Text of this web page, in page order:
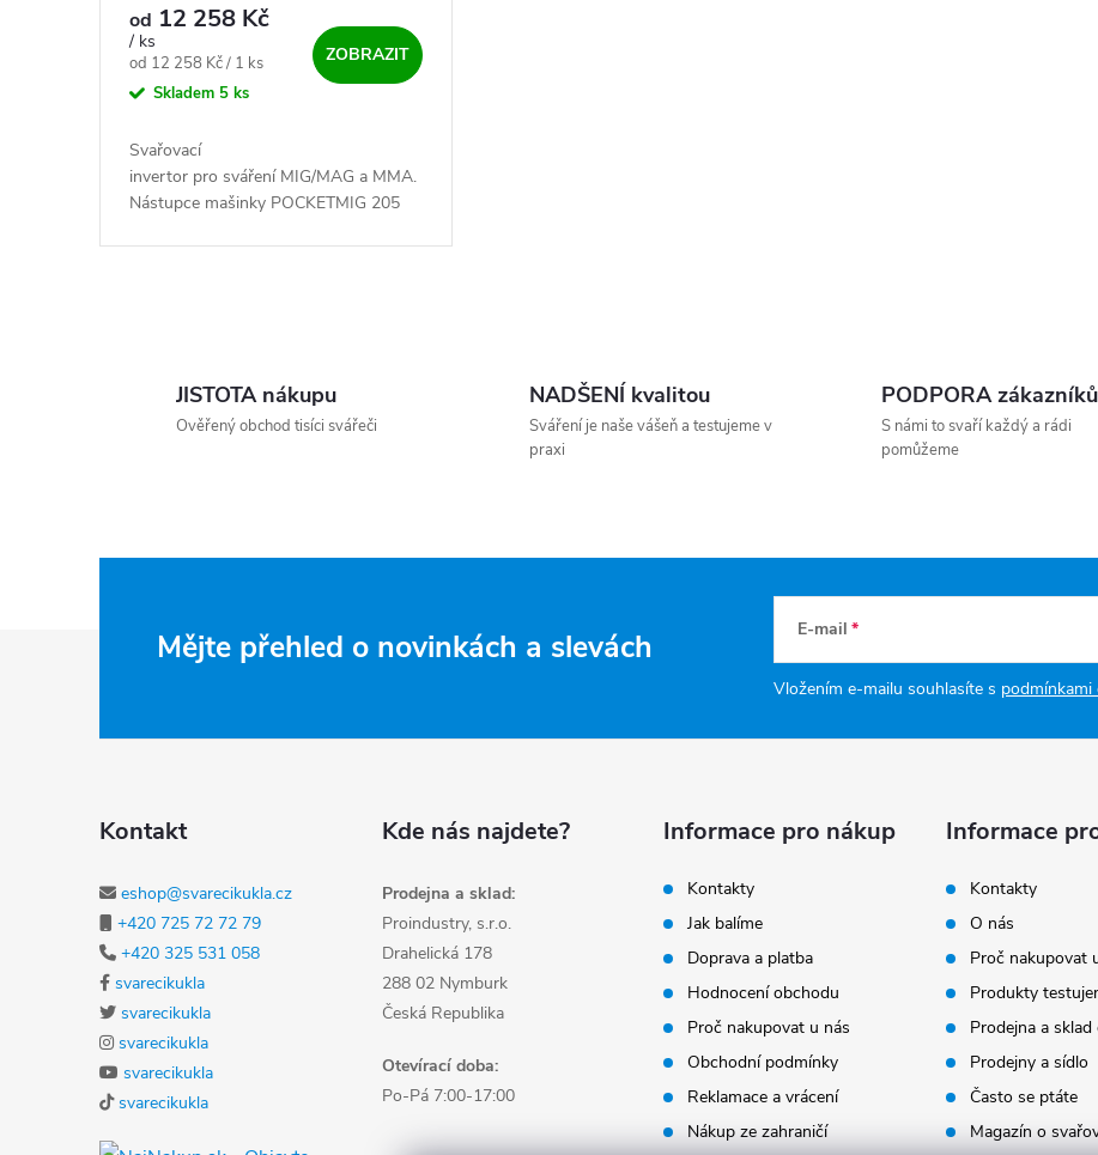
od 12 258 Kč
/ ks
Měrná cena:
od 12 258 Kč / 1 ks
Skladem 5 ks
ZOBRAZIT
Svařovací
invertor pro sváření MIG/MAG a MMA.
Nástupce mašinky POCKETMIG 205
JISTOTA nákupu
Ověřený obchod tisíci svářeči
NADŠENÍ kvalitou
Sváření je naše vášeň a testujeme v
praxi
PODPORA
S námi to svaří každý a rádi
pomůžeme
Mějte přehled o novinkách a slevách E-mail
Vložením e-mailu souhlasíte s
Kontakt
eshop@svarecikukla.cz
+420 725 72 72 79
+420 325 531 058
svarecikukla
svarecikukla
svarecikukla
svarecikukla
svarecikukla
Kde nás najdete?
Prodejna a sklad:
Proindustry, s.r.o.
Drahelická 178
288 02 Nymburk
Česká Republika
Otevírací doba:
Po-Pá 7:00-17:00
Informace pro nákup
Kontakty
Jak balíme
Doprava a platba
Hodnocení obchodu
Proč nakupovat u nás
Obchodní podmínky
Reklamace a vrácení
Nákup ze zahraničí
Informace
Kontakty
O nás
Proč nakupovat
Produkty
Prodejna a
Prodejny a sídlo
Často se ptáte
Magazín o